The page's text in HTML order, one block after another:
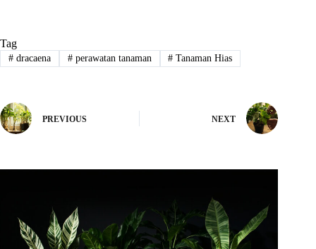
Tag
#dracaena #perawatan tanaman # Tanaman Hias
PREVIOUS NEXT